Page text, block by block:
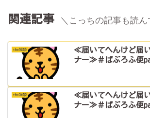
関連記事 ＼こっちの記事も読ん
the雑談
≪届いてへんけど届
ナー≫＃ぱぶろふ便
the雑談
≪届いてへんけど届
ナー≫＃ぱぶろふ便